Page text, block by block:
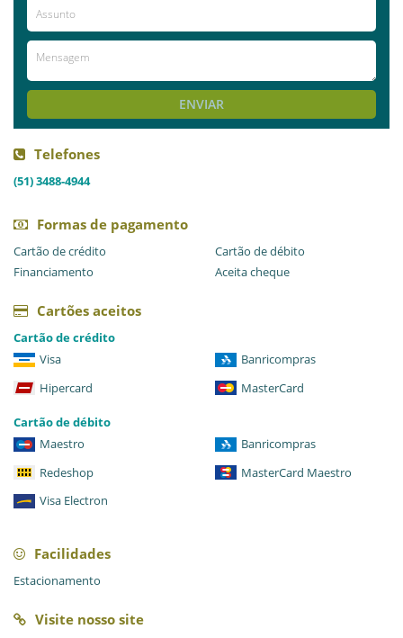
Avaliações
ENVIAR
Telefones
(51) 3488-4944
Formas de pagamento
Cartão de crédito
Cartão de débito
Financiamento
Aceita cheque
Cartões aceitos
Cartão de crédito
Visa
Banricompras
Hipercard
MasterCard
Cartão de débito
Maestro
Banricompras
Redeshop
MasterCard Maestro
Visa Electron
Facilidades
Estacionamento
Visite nosso site